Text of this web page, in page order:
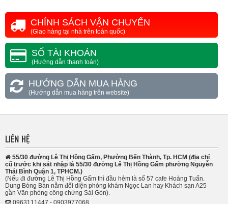
CHÍNH SÁCH VẬN CHUYỂN
(Giao hàng tại nhà trên toàn quốc)
SỐ TÀI KHOẢN
(Hướng dẫn thanh toán)
HƯỚNG DẪN MUA HÀNG
(Hướng dẫn mua hàng trên website)
LIÊN HỆ
55/30 đường Lê Thị Hồng Gấm, Phường Bến Thành, Tp. HCM (địa chỉ
cũ trước khi sát nhập là 55/30 đường Lê Thị Hồng Gấm phường Nguyễn
Thái Bình Quận 1, TPHCM.)
(Nếu đi đường Lê Thị Hồng Gấm thì đầu hẻm là số 57 cafe Hoàng Tuấn.
Dung Bóng Bàn nằm đối diện phòng khám Ngọc Lan hay Khách sạn A25
gần Văn phòng công chứng Sài Gòn).
0963111447 - 0903977068.